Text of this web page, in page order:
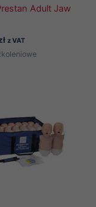
Adult Jaw
z VAT